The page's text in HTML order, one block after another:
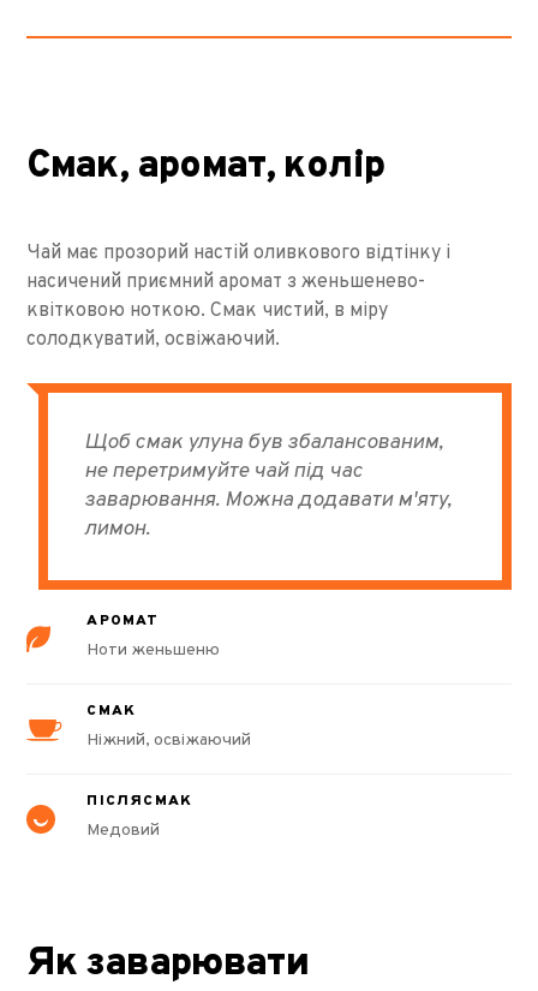
Смак, аромат, колір
Чай має прозорий настій оливкового відтінку і
насичений приємний аромат з женьшенево-
квітковою ноткою. Смак чистий, в міру
солодкуватий, освіжаючий.
Щоб смак улуна був збалансованим,
не перетримуйте чай під час
заварювання. Можна додавати м'яту,
лимон.
АРОМАТ
Ноти женьшеню
СМАК
Ніжний, освіжаючий
ПІСЛЯСМАК
Медовий
Як заварювати